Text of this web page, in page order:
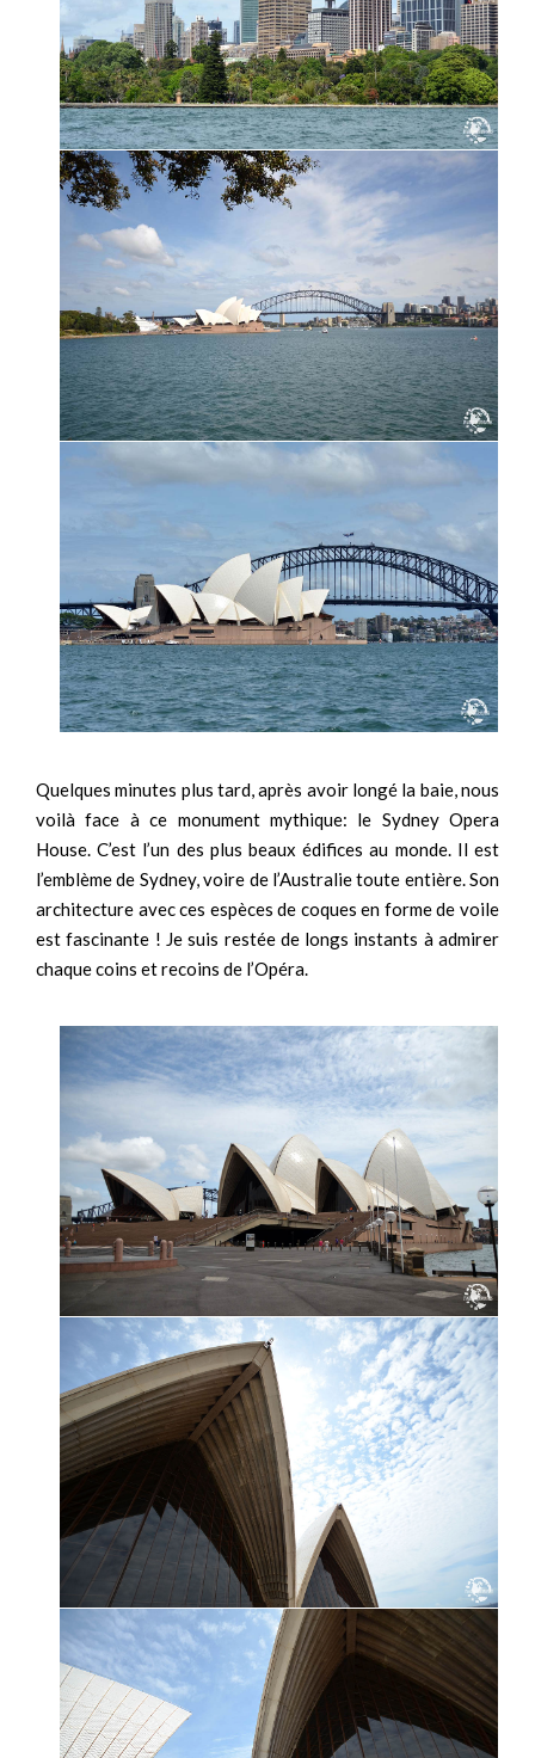
Quelques minutes plus tard, après avoir longé la baie, nous
voilà face à ce monument mythique: le Sydney Opera
House. C’est l’un des plus beaux édifices au monde. Il est
l’emblème de Sydney, voire de l’Australie toute entière. Son
architecture avec ces espèces de coques en forme de voile
est fascinante ! Je suis restée de longs instants à admirer
chaque coins et recoins de l’Opéra.